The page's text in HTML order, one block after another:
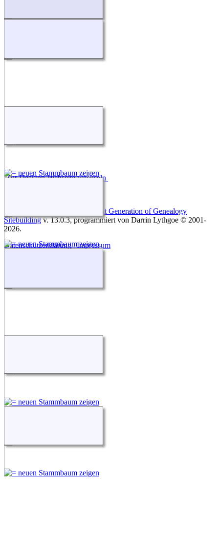
Zur Desktop-Webseite wechseln
The Next Generation of Genealogy
Sitebuildingv. 13.0.3, programmiert von Darrin Lythgoe © 2001-
2026.
Datenschutzerklärung|Impressum